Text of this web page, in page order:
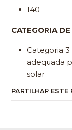
140
CATEGORIA
Categoria
adequada
solar
PARTILHAR ESTE